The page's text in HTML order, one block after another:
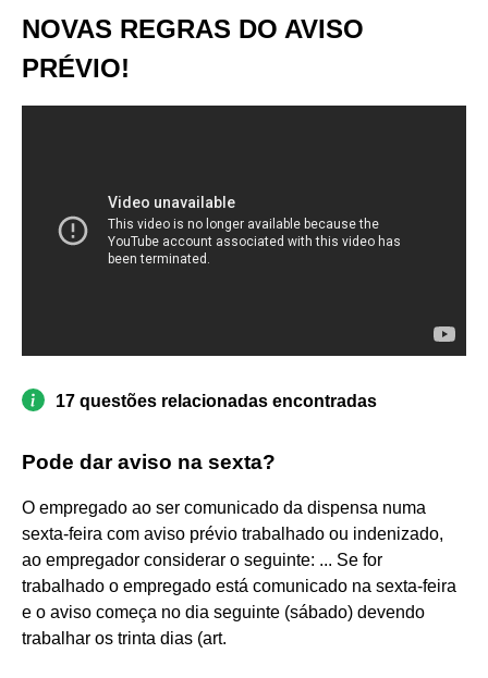
NOVAS REGRAS DO AVISO
PRÉVIO!
17 questões relacionadas encontradas
Pode dar aviso na sexta?
O empregado ao ser comunicado da dispensa numa
sexta-feira com aviso prévio trabalhado ou indenizado,
ao empregador considerar o seguinte: ... Se for
trabalhado o empregado está comunicado na sexta-feira
e o aviso começa no dia seguinte (sábado) devendo
trabalhar os trinta dias (art.